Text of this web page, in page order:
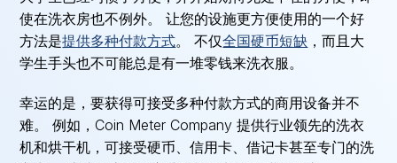
使在洗衣房也不例外。 让您的设施更方便使用的一个好
方法是提供多种付款方式。 不仅全国硬币短缺 ，而且大
学生手头也不可能总是有一堆零钱来洗衣服。
幸运的是，要获得可接受多种付款方式的商用设备并不
难。 例如，Coin Meter Company 提供行业领先的洗衣
机和烘干机，可接受硬币、信用卡、借记卡甚至专门的洗